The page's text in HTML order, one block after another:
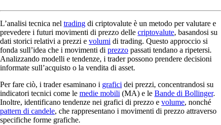
L’analisi tecnica nel trading di criptovalute è un metodo per valutare e
prevedere i futuri movimenti di prezzo delle criptovalute, basandosi su
dati storici relativi a prezzi e volumi di trading. Questo approccio si
fonda sull’idea che i movimenti di prezzo passati tendano a ripetersi.
Analizzando modelli e tendenze, i trader possono prendere decisioni
informate sull’acquisto o la vendita di asset.
Per fare ciò, i trader esaminano i grafici dei prezzi, concentrandosi su
indicatori tecnici come le medie mobili (MA) e le Bande di Bollinger.
Inoltre, identificano tendenze nei grafici di prezzo e volume, nonché
pattern di candele, che rappresentano i movimenti di prezzo attraverso
specifiche forme grafiche.